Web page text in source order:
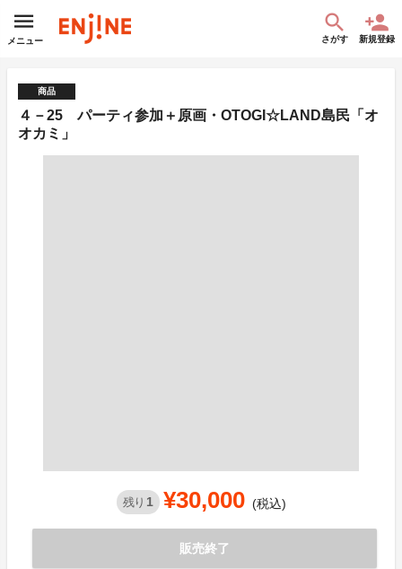
メニュー さがす 新規登録
商品
４－25 パーティ参加＋原画・OTOGI☆LAND島民「オ
オカミ」
残り 1 ¥30,000 (税込)
販売終了